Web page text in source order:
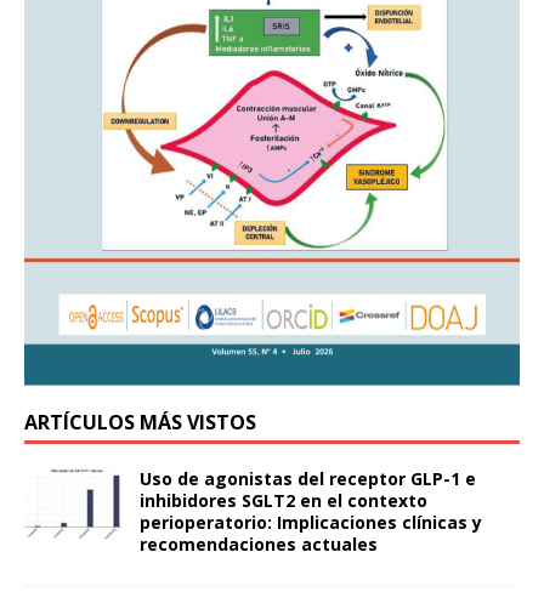
ARTÍCULOS MÁS VISTOS
Uso de agonistas del receptor GLP-1 e
inhibidores SGLT2 en el contexto
perioperatorio: Implicaciones clínicas y
recomendaciones actuales